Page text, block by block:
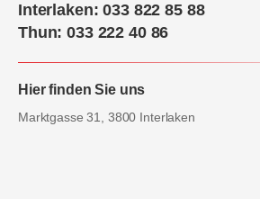
Interlaken: 033 822 85 88
Thun: 033 222 40 86
Hier finden Sie uns
Marktgasse 31, 3800 Interlaken